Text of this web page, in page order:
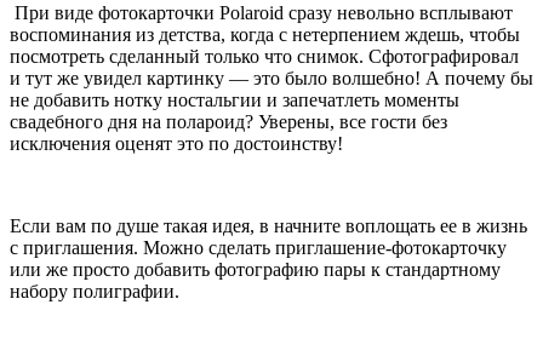
При виде фотокарточки Polaroid сразу невольно всплывают
воспоминания из детства, когда с нетерпением ждешь, чтобы
посмотреть сделанный только что снимок. Сфотографировал
и тут же увидел картинку — это было волшебно! А почему бы
не добавить нотку ностальгии и запечатлеть моменты
свадебного дня на полароид? Уверены, все гости без
исключения оценят это по достоинству!
Если вам по душе такая идея, в начните воплощать ее в жизнь
с приглашения. Можно сделать приглашение-фотокарточку
или же просто добавить фотографию пары к стандартному
набору полиграфии.